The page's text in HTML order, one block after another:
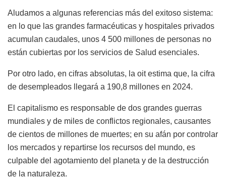
Aludamos a algunas referencias más del exitoso sistema:
en lo que las grandes farmacéuticas y hospitales privados
acumulan caudales, unos 4 500 millones de personas no
están cubiertas por los servicios de Salud esenciales.
Por otro lado, en cifras absolutas, la oit estima que, la cifra
de desempleados llegará a 190,8 millones en 2024.
El capitalismo es responsable de dos grandes guerras
mundiales y de miles de conflictos regionales, causantes
de cientos de millones de muertes; en su afán por controlar
los mercados y repartirse los recursos del mundo, es
culpable del agotamiento del planeta y de la destrucción
de la naturaleza.